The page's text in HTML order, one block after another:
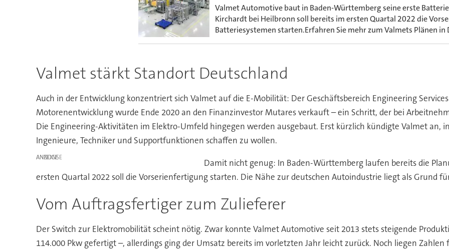
Valmet Automotive baut in Baden-Württemberg seine erste
Kirchardt bei Heilbronn soll bereits im ersten Quartal 2022 die
Batteriesystemen starten.Erfahren Sie mehr zum Valmets Plänen in
Valmet stärkt Standort Deutschland
Auch in der Entwicklung konzentriert sich Valmet auf die E-Mobilität: Der Geschäftsbereich Engineering
Motorenentwicklung wurde Ende 2020 an den Finanzinvestor Mutares verkauft – ein Schritt, der bei
Die Engineering-Aktivitäten im Elektro-Umfeld hingegen werden ausgebaut. Erst kürzlich kündigte Valmet an,
Ingenieure, Techniker und Supportfunktionen schaffen zu wollen.
ANZEIGE
Damit nicht genug: In Baden-Württemberg laufen bereits die
ersten Quartal 2022 soll die Vorserienfertigung starten. Die Nähe zur deutschen Autoindustrie liegt als Grund
Vom Auftragsfertiger zum Zulieferer
Der Switch zur Elektromobilität scheint nötig. Zwar konnte Valmet Automotive seit 2013 stets steigende
114.000 Pkw gefertigt –, allerdings ging der Umsatz bereits im vorletzten Jahr leicht zurück. Noch liegen Zahlen